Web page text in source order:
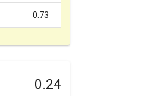
0.73
0.24